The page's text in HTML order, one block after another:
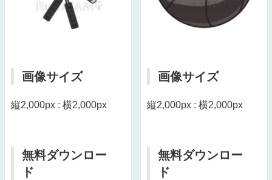
画像サイズ
縦2,000px : 横2,000px
無料ダウンロー
ド
画像サイズ
縦2,000px : 横2,000px
無料ダウンロー
ド